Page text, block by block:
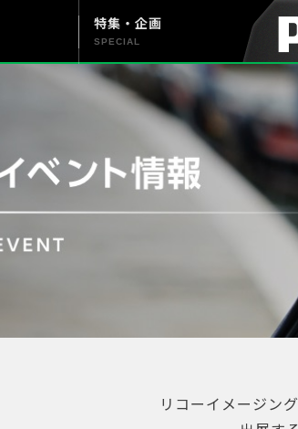
特集・企画
SPECIAL
リコーイメージン